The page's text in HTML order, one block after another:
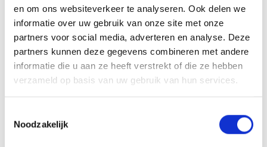
en om ons websiteverkeer te analyseren. Ook delen we
informatie over uw gebruik van onze site met onze
partners voor social media, adverteren en analyse. Deze
partners kunnen deze gegevens combineren met andere
informatie die u aan ze heeft verstrekt of die ze hebben
verzameld op basis van uw gebruik van hun services.
Noodzakelijk
AANVULLENDE INFORMATIE
BEOORDELINGEN (0)